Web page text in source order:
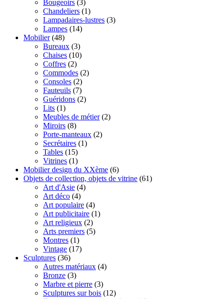
Bougeoirs (3)
Chandeliers (1)
Lampadaires-lustres (3)
Lampes (14)
Mobilier (48)
Bureaux (3)
Chaises (10)
Coffres (2)
Commodes (2)
Consoles (2)
Fauteuils (7)
Guéridons (2)
Lits (1)
Meubles de métier (2)
Miroirs (8)
Porte-manteaux (2)
Secrétaires (1)
Tables (15)
Vitrines (1)
Mobilier design du XXème (6)
Objets de collection, objets de vitrine (61)
Art d'Asie (4)
Art déco (4)
Art populaire (4)
Art publicitaire (1)
Art religieux (2)
Arts premiers (5)
Montres (1)
Vintage (17)
Sculptures (36)
Autres matériaux (4)
Bronze (3)
Marbre et pierre (3)
Sculptures sur bois (12)